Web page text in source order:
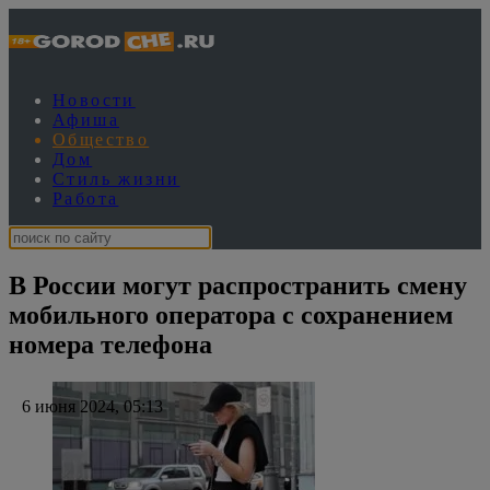
Новости
Афиша
Общество
Дом
Стиль жизни
Работа
В России могут распространить смену
мобильного оператора с сохранением
номера телефона
6 июня 2024, 05:13